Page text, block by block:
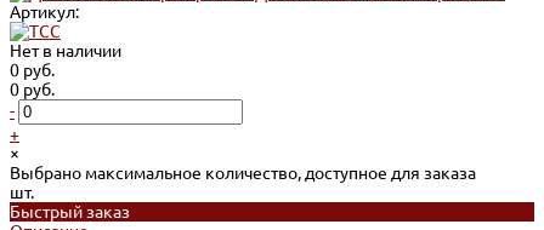
Артикул:
Нет в наличии
0 руб.
0 руб.
-
+
×
Выбрано максимальное количество, доступное для заказа
шт.
Быстрый заказ